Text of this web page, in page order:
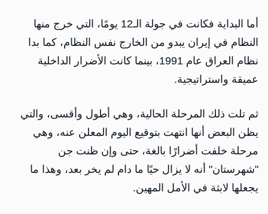
أما البداية فكانت في جولة الـ12 يومًا، التي خرج منها
النظام في إيران يبدو من الخارج نفس النظام، كما بدا
نظام العراق عام 1991، بينما كانت الأضرار الداخلية
عميقة واستراتيجية.
ثم تلت ذلك المرحلة الحالية، وهي أطول وأقسى، والتي
يظن البعض أنها انتهت بتوقيع اليوم المعلن عنه، وهي
مرحلة خلفت أضرارًا بالغة، حتى وإن ظنت جن
"شهرستان" أنه لا يزال حيًا ما دام لم يخر بعد، وهذا ما
يجعلها لابثة في الأمل المهين.